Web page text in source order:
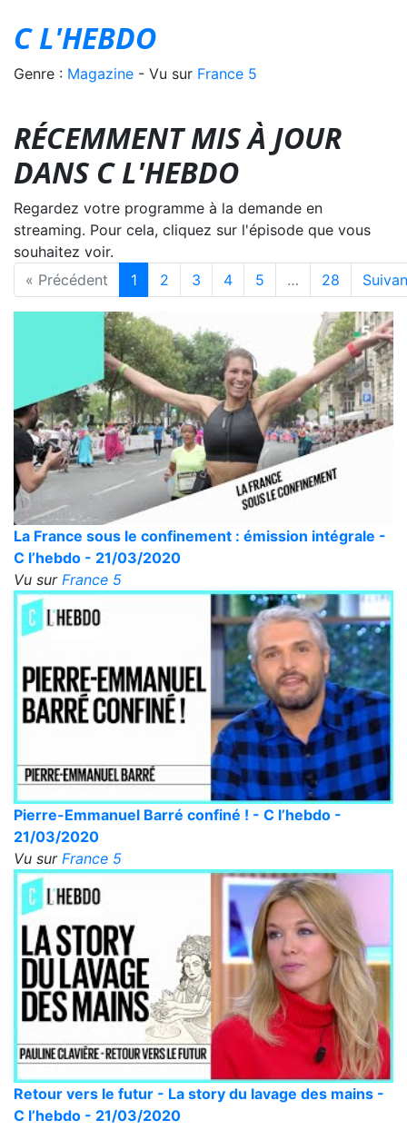
C L'HEBDO
Genre : Magazine - Vu sur France 5
RÉCEMMENT MIS À JOUR
DANS C L'HEBDO
Regardez votre programme à la demande en
streaming. Pour cela, cliquez sur l'épisode que vous
souhaitez voir.
« Précédent
1 2 3 4 5 … 28
La France sous le confinement : émission intégrale -
C l’hebdo - 21/03/2020
Vu sur France 5
Pierre-Emmanuel Barré confiné ! - C l’hebdo -
21/03/2020
Vu sur France 5
Retour vers le futur - La story du lavage des mains -
C l’hebdo - 21/03/2020